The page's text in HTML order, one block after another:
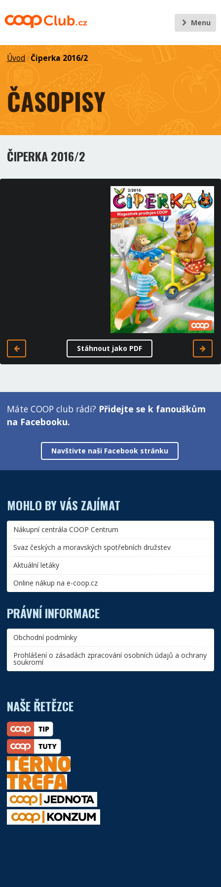
Menu
Úvod / Čiperka 2016/2
ČASOPISY
ČIPERKA 2016/2
Stáhnout jako PDF
Máte COOP club rádi? Přidejte se k fanouškům
na Facebooku.
Navštivte naši Facebook stránku
MOHLO BY VÁS ZAJÍMAT
Nákupní centrála COOP Centrum
Svaz českých a moravských spotřebních družstev
Aktuální letáky
Online nákup na e-coop.cz
PRÁVNÍ INFORMACE
Obchodní podmínky
Prohlášení o zásadách zpracování osobních údajů a ochrany
soukromí
NAŠE ŘETĚZCE